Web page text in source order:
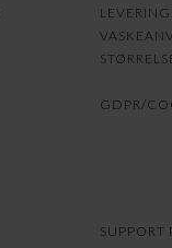
GDPR/
SUPPORT